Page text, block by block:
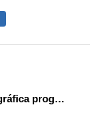
Recoge los datos en una gráfica programando tu placa microbit con MakeCode y conoce la Tª y nivel de luz en este eclipse